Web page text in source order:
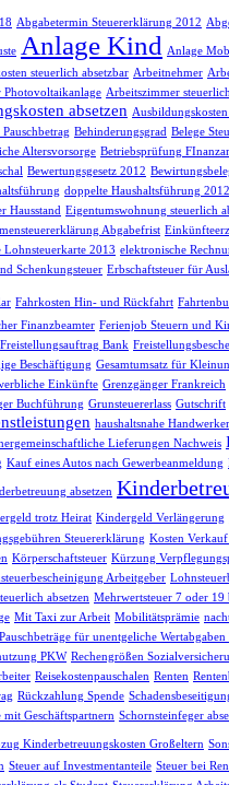
Abgabetermin Steuererklärung 2012
Anlage Kind Anlage
steuerlich absetzbar Arbeitnehmer
Photovoltaikanlage Arbeitszimmer
absetzen
Behinderungsgrad Belege
Altersvorsorge Betriebsprüfung
Bewertungsgesetz 2012
doppelte Haushaltsführung 2012
Hausstand Eigentumswohnung steuerlich
Abgabefrist
Lohnsteuerkarte 2013 elektronische
Schenkungsteuer Erbschaftsteuer für
Fahrkosten Hin- und Rückfahrt
Finanzbeamter Ferienjob Steuern und
Freistellungsauftrag Bank
Beschäftigung Gesamtumsatz für
Einkünfte Grenzgänger Frankreich
Buchführung Grunsteuererlass Gutschrift
haushaltsnahe
Lieferungen Nachweis
Kauf eines Autos nach Gewerbeanmeldung
absetzen
trotz Heirat Kindergeld Verlängerung
Steuererklärung Kosten
Körperschaftsteuer Kürzung
Arbeitgeber
absetzen Mehrwertsteuer 7 oder
Mit Taxi zur Arbeit Mobilitätsprämie
Pauschbeträge für unentgeliche Wertabgaben
PKW Rechengrößen
Reisekostenpauschalen Renten
Rückzahlung Spende
mit Geschäftspartnern Schornsteinfeger
Kinderbetreuungskosten Großeltern
Steuer auf Investmentanteile Steuer bei